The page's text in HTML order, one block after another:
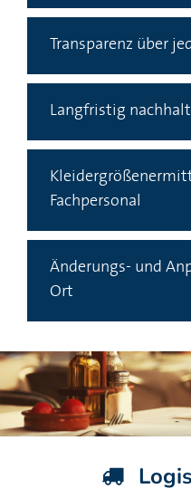
Transparenz über
Langfristig
Fachpersonal
Änderungs- und
Ort